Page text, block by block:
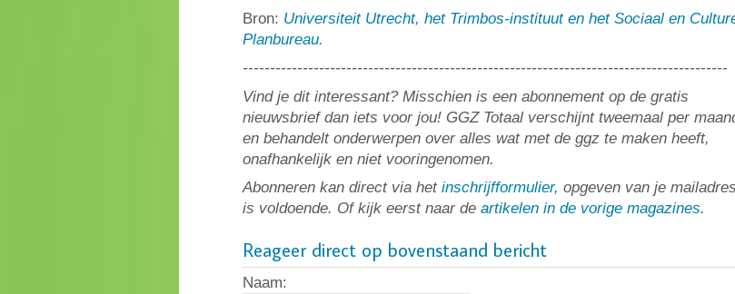
Bron: Universiteit Utrecht, het Trimbos-instituut en het Sociaal en
Planbureau.
-----------------------------------------------------------------------------------------
Vind je dit interessant? Misschien is een abonnement op de gratis
nieuwsbrief dan iets voor jou! GGZ Totaal verschijnt tweemaal per
en behandelt onderwerpen over alles wat met de ggz te maken heeft,
onafhankelijk en niet vooringenomen.
Abonneren kan direct via het inschrijfformulier, opgeven van je mailadres
is voldoende. Of kijk eerst naar de artikelen in de vorige magazines.
Reageer direct op bovenstaand bericht
Naam: